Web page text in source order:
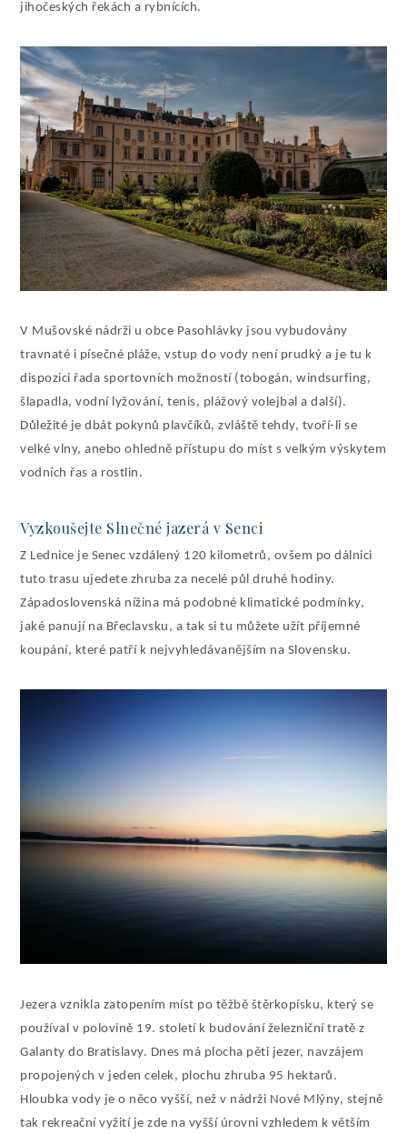
jihočeských řekách a rybnících.
V Mušovské nádrži u obce Pasohlávky jsou vybudovány
travnaté i písečné pláže, vstup do vody není prudký a je tu k
dispozici řada sportovních možností (tobogán, windsurfing,
šlapadla, vodní lyžování, tenis, plážový volejbal a další).
Důležité je dbát pokynů plavčíků, zvláště tehdy, tvoří-li se
velké vlny, anebo ohledně přístupu do míst s velkým výskytem
vodních řas a rostlin.
Vyzkoušejte Slnečné jazerá v Senci
Z Lednice je Senec vzdálený 120 kilometrů, ovšem po dálnici
tuto trasu ujedete zhruba za necelé půl druhé hodiny.
Západoslovenská nížina má podobné klimatické podmínky,
jaké panují na Břeclavsku, a tak si tu můžete užít příjemné
koupání, které patří k nejvyhledávanějším na Slovensku.
Jezera vznikla zatopením míst po těžbě štěrkopísku, který se
používal v polovině 19. století k budování železniční tratě z
Galanty do Bratislavy. Dnes má plocha pěti jezer, navzájem
propojených v jeden celek, plochu zhruba 95 hektarů.
Hloubka vody je o něco vyšší, než v nádrži Nové Mlýny, stejně
tak rekreační vyžití je zde na vyšší úrovni vzhledem k větším